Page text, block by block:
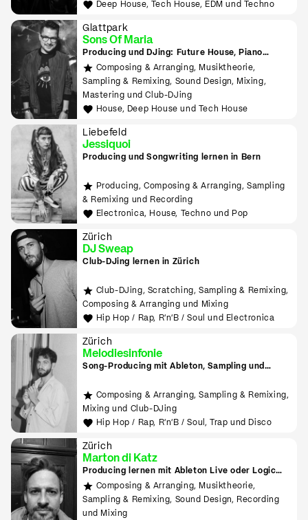
Deep House, Tech House, EDM und Techno
Glattpark
Sons Of Maria
Producing und DJing: Future House, Piano
House, Deep House, Tropical House uvm.
Composing & Arranging, Musiktheorie,
Sampling & Remixing, Sound Design, Mixing,
Mastering und Club-DJing
House, Deep House und Tech House
Liebefeld
Jessiquoi
Producing und Songwriting lernen in Bern
Producing, Composing & Arranging, Sampling
& Remixing und Recording
Electronica, House, Techno und Pop
Zürich
DJ Sweap
Club-DJing lernen in Zürich
Club-DJing, Scratching, Sampling & Remixing,
Composing & Arranging und Mixing
Hip Hop / Rap, R'n'B / Soul und Electronica
Zürich
Melodiesinfonie
Song-Producing mit Ableton, Sampling und
Composing & Arranging, Sampling & Remixing,
Mixing und Club-DJing
Hip Hop / Rap, R'n'B / Soul, Trap und Disco
Zürich
Marton di Katz
Producing lernen mit Ableton Live oder Logic
ProComposing & Arranging, Musiktheorie,
Sampling & Remixing, Sound Design, Recording
und Mixing